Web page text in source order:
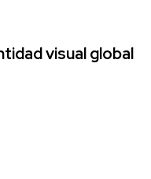
visual global